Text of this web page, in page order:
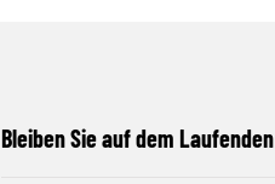
Bleiben Sie auf dem Laufenden